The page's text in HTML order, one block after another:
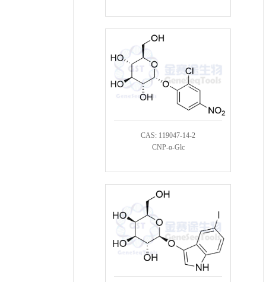
CAS: 119047-14-2
CNP-α-Glc